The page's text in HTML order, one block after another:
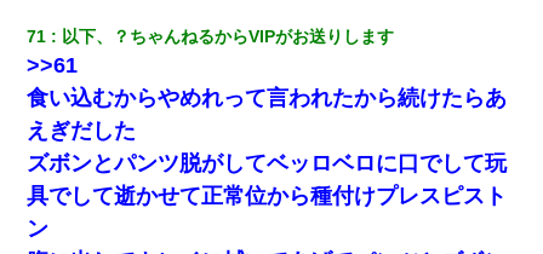
71 以下、？ちゃんねるからVIPがお送りします
>>61
食い込むからやめれって言われたから続けたらあ
えぎだした
ズボンとパンツ脱がしてベッロベロに口でして玩
具でして逝かせて正常位から種付けプレスピスト
ン